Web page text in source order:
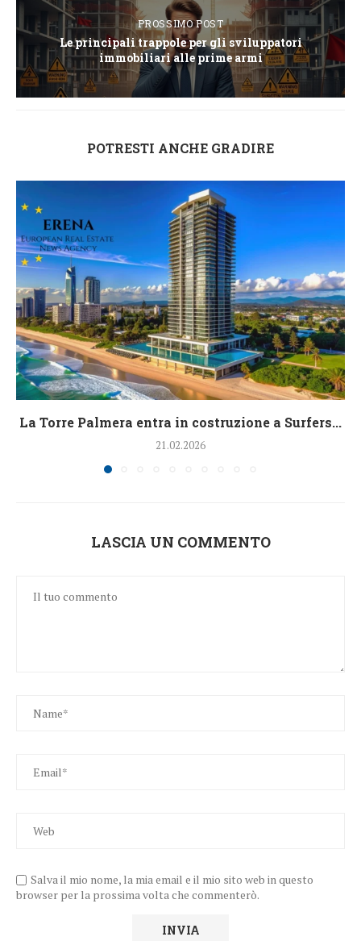
PROSSIMO POST
Le principali trappole per gli sviluppatori
immobiliari alle prime armi
POTRESTI ANCHE GRADIRE
La Torre Palmera entra in costruzione a Surfers...
21.02.2026
LASCIA UN COMMENTO
Salva il mio nome, la mia email e il mio sito web in questo
browser per la prossima volta che commenterò.